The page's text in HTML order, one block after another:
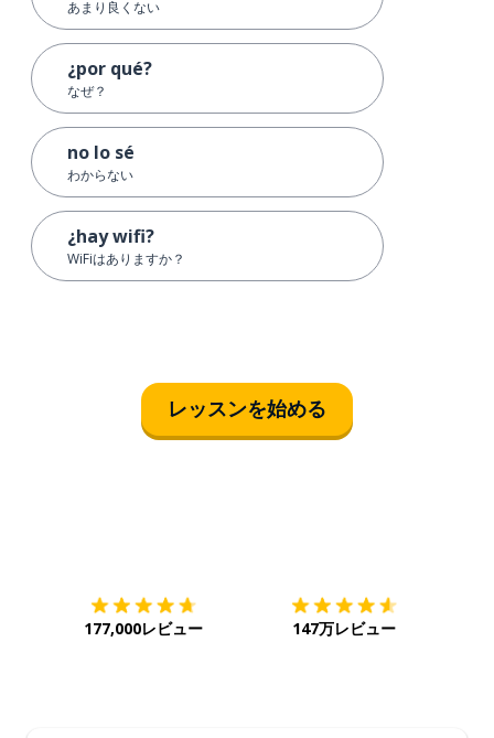
あまり良くない
¿por qué?
なぜ？
no lo sé
わからない
¿hay wifi?
WiFiはありますか？
レッスンを始める
177,000レビュー 147万レビュー